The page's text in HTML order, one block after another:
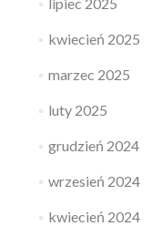
kwiecień 2025
marzec 2025
luty 2025
grudzień 2024
wrzesień 2024
kwiecień 2024